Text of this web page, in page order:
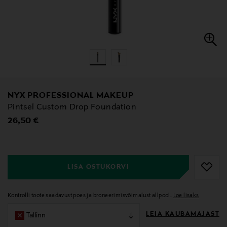
NYX PROFESSIONAL MAKEUP
Pintsel Custom Drop Foundation
Original Price
26,50 €
LISA OSTUKORVI
Kontrolli toote saadavust poes ja broneerimisvõimalust allpool. Loe lisaks
Tallinn LEIA KAUBAMAJAST